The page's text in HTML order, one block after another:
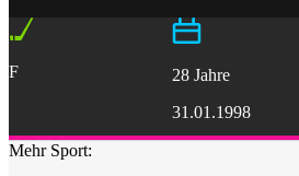
F
28 Jahre
31.01.1998
Mehr Sport: